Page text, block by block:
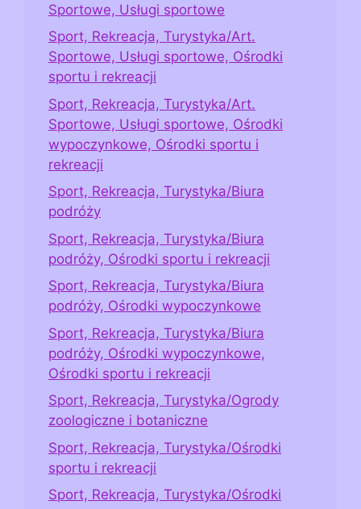
Sportowe, Usługi sportowe
Sport, Rekreacja, Turystyka/Art.
Sportowe, Usługi sportowe, Ośrodki
sportu i rekreacji
Sport, Rekreacja, Turystyka/Art.
Sportowe, Usługi sportowe, Ośrodki
wypoczynkowe, Ośrodki sportu i
rekreacji
Sport, Rekreacja, Turystyka/Biura
podróży
Sport, Rekreacja, Turystyka/Biura
podróży, Ośrodki sportu i rekreacji
Sport, Rekreacja, Turystyka/Biura
podróży, Ośrodki wypoczynkowe
Sport, Rekreacja, Turystyka/Biura
podróży, Ośrodki wypoczynkowe,
Ośrodki sportu i rekreacji
Sport, Rekreacja, Turystyka/Ogrody
zoologiczne i botaniczne
Sport, Rekreacja, Turystyka/Ośrodki
sportu i rekreacji
Sport, Rekreacja, Turystyka/Ośrodki